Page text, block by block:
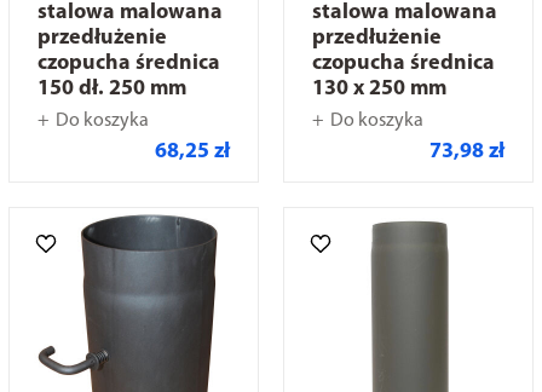
stalowa malowana
przedłużenie
czopucha średnica
150 dł. 250 mm
Do koszyka
68,25 zł
stalowa malowana
przedłużenie
czopucha średnica
130 x 250 mm
Do koszyka
73,98 zł